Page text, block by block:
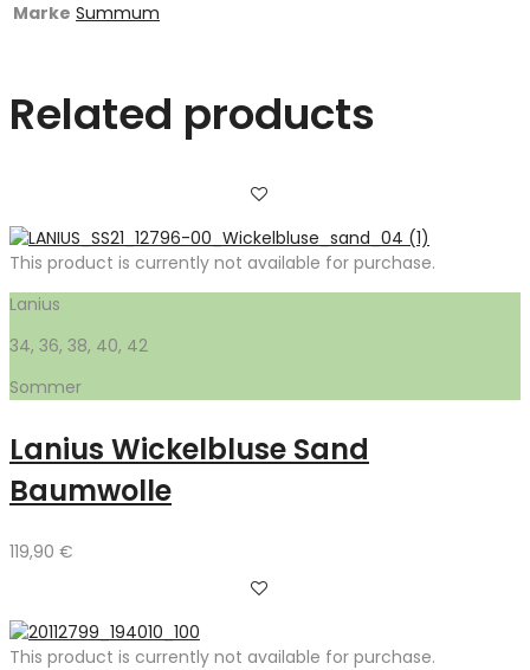
Marke Summum
Related products
This product is currently not available for purchase.
Lanius
34, 36, 38, 40, 42
Sommer
Lanius Wickelbluse Sand
Baumwolle
119,90 €
This product is currently not available for purchase.